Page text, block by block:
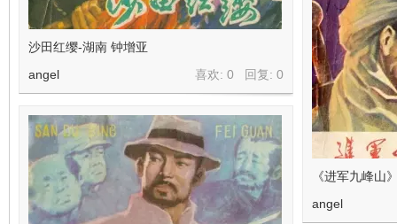
沙田红缨-湖南 钟增亚
喜欢: 0 回复: 0
angel
《进军九峰山
angel